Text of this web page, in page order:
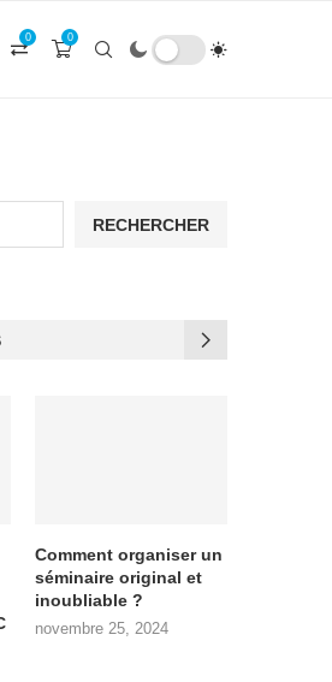
0
0
RECHERCHER
Comment organiser un
séminaire original et
inoubliable ?
novembre 25, 2024